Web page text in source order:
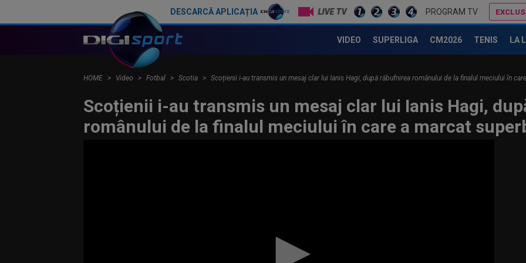
DESCARCĂ APLICAȚIA LIVE TV PROGRAM TV
VIDEO SUPERLIGA CM2026 TENIS LA
HOME Video Fotbal Scotia Scoțienii i-au transmis un mesaj clar lui Ianis Hagi, după răbufnirea românului de la finalul meciului în
Scoțienii i-au transmis un mesaj clar lui Ianis Hagi,
românului de la finalul meciului în care a marcat